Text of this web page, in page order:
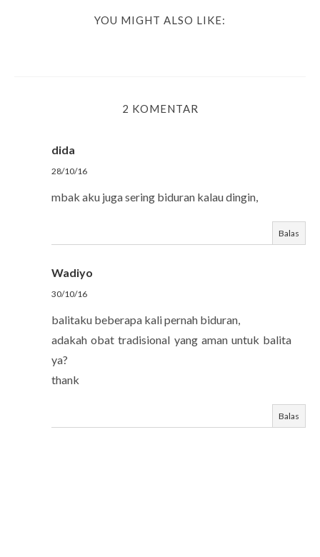
YOU MIGHT ALSO LIKE:
2 KOMENTAR
dida
28/10/16
mbak aku juga sering biduran kalau dingin,
Balas
Wadiyo
30/10/16
balitaku beberapa kali pernah biduran,
adakah obat tradisional yang aman untuk balita
ya?
thank
Balas